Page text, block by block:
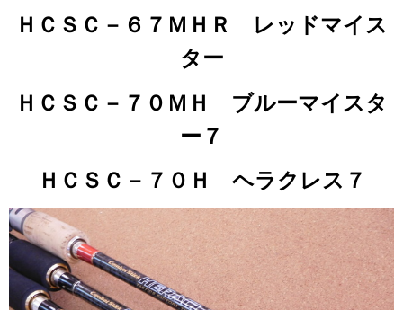
ＨＣＳＣ－６７ＭＨＲ レッドマイス
ター
ＨＣＳＣ－７０ＭＨ ブルーマイスタ
ー７
ＨＣＳＣ－７０Ｈ ヘラクレス７